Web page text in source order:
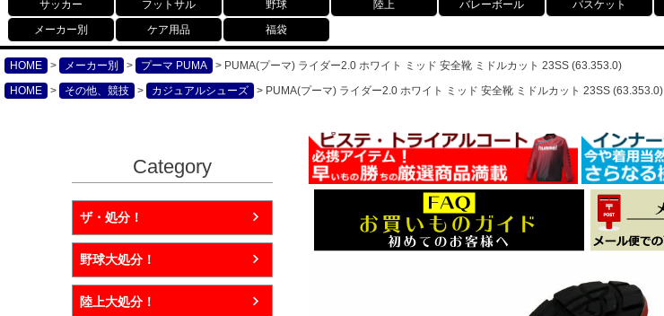
サッカー
フットサル 野球 陸上 バレーボール バスケット
メーカー別
ケア用品 福袋
HOME メーカー別 プーマ PUMA
PUMA(プーマ) ライダー2.0 ホワイト ミッド 安全靴 ミドルカット 23SS (63.353.0)
HOME
その他、競技 カジュアルシューズ PUMA(プーマ) ライダー2.0 ホワイト ミッド 安全靴 ミドルカット 23SS (63.353.0)
Category
ザ・処分！
野球大処分！
陸上大処分！